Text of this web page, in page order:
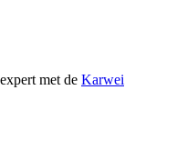
met de Karwei